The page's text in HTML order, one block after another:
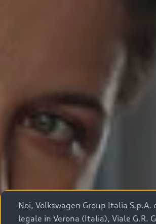
Noi, Volkswagen Group Italia S.p.A.
legale in Verona (Italia), Viale G.R.